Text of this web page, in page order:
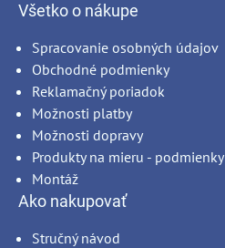
Všetko o nákupe
Spracovanie osobných údajov
Obchodné podmienky
Reklamačný poriadok
Možnosti platby
Možnosti dopravy
Produkty na mieru - podmienky
Montáž
Ako nakupovať
Stručný návod